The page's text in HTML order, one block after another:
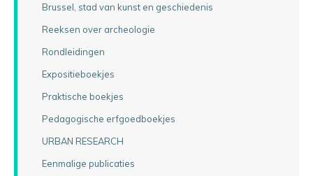
Brussel, stad van kunst en geschiedenis
Reeksen over archeologie
Rondleidingen
Expositieboekjes
Praktische boekjes
Pedagogische erfgoedboekjes
URBAN RESEARCH
Eenmalige publicaties